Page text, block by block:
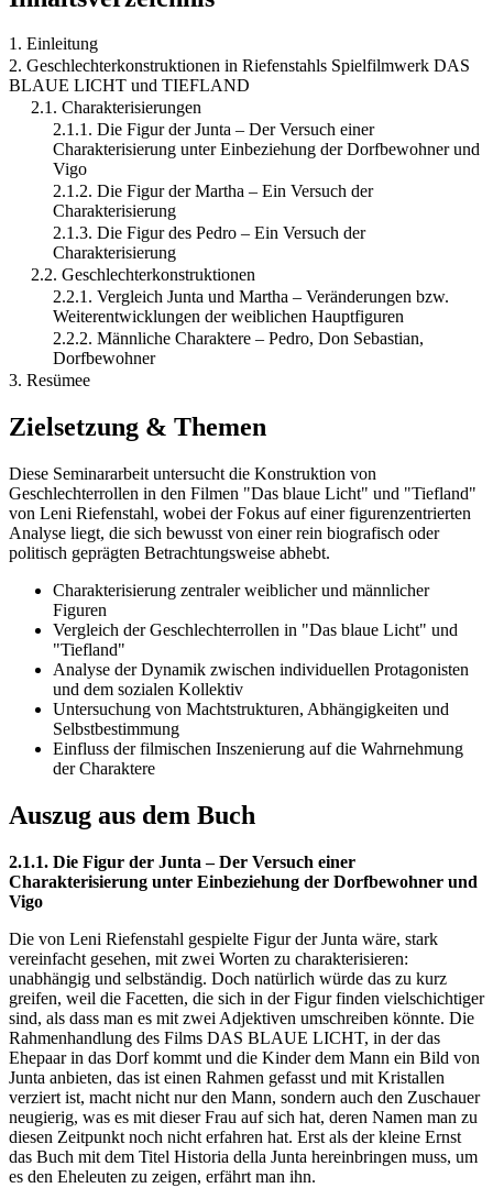
1. Einleitung
2. Geschlechterkonstruktionen in Riefenstahls Spielfilmwerk DAS
BLAUE LICHT und TIEFLAND
2.1. Charakterisierungen
2.1.1. Die Figur der Junta – Der Versuch einer
Charakterisierung unter Einbeziehung der Dorfbewohner und
Vigo
2.1.2. Die Figur der Martha – Ein Versuch der
Charakterisierung
2.1.3. Die Figur des Pedro – Ein Versuch der
Charakterisierung
2.2. Geschlechterkonstruktionen
2.2.1. Vergleich Junta und Martha – Veränderungen bzw.
Weiterentwicklungen der weiblichen Hauptfiguren
2.2.2. Männliche Charaktere – Pedro, Don Sebastian,
Dorfbewohner
3. Resümee
Zielsetzung & Themen
Diese Seminararbeit untersucht die Konstruktion von
Geschlechterrollen in den Filmen "Das blaue Licht" und "Tiefland"
von Leni Riefenstahl, wobei der Fokus auf einer figurenzentrierten
Analyse liegt, die sich bewusst von einer rein biografisch oder
politisch geprägten Betrachtungsweise abhebt.
Charakterisierung zentraler weiblicher und männlicher
Figuren
Vergleich der Geschlechterrollen in "Das blaue Licht" und
"Tiefland"
Analyse der Dynamik zwischen individuellen Protagonisten
und dem sozialen Kollektiv
Untersuchung von Machtstrukturen, Abhängigkeiten und
Selbstbestimmung
Einfluss der filmischen Inszenierung auf die Wahrnehmung
der Charaktere
Auszug aus dem Buch
2.1.1. Die Figur der Junta – Der Versuch einer
Charakterisierung unter Einbeziehung der Dorfbewohner und
Vigo
Die von Leni Riefenstahl gespielte Figur der Junta wäre, stark
vereinfacht gesehen, mit zwei Worten zu charakterisieren:
unabhängig und selbständig. Doch natürlich würde das zu kurz
greifen, weil die Facetten, die sich in der Figur finden vielschichtiger
sind, als dass man es mit zwei Adjektiven umschreiben könnte. Die
Rahmenhandlung des Films DAS BLAUE LICHT, in der das
Ehepaar in das Dorf kommt und die Kinder dem Mann ein Bild von
Junta anbieten, das ist einen Rahmen gefasst und mit Kristallen
verziert ist, macht nicht nur den Mann, sondern auch den Zuschauer
neugierig, was es mit dieser Frau auf sich hat, deren Namen man zu
diesen Zeitpunkt noch nicht erfahren hat. Erst als der kleine Ernst
das Buch mit dem Titel Historia della Junta hereinbringen muss, um
es den Eheleuten zu zeigen, erfährt man ihn.